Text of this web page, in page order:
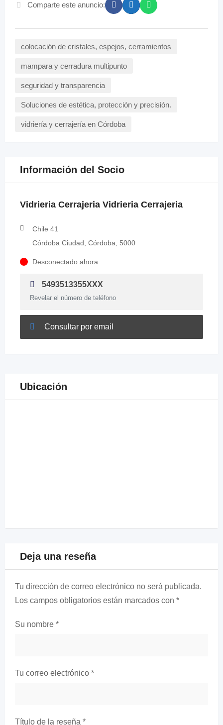
Comparte este anuncio:
colocación de cristales, espejos, cerramientos
mampara y cerradura multipunto
seguridad y transparencia
Soluciones de estética, protección y precisión.
vidriería y cerrajería en Córdoba
Información del Socio
Vidrieria Cerrajeria Vidrieria Cerrajeria
Chile 41
Córdoba Ciudad, Córdoba, 5000
Desconectado ahora
5493513355XXX
Revelar el número de teléfono
Consultar por email
Ubicación
Deja una reseña
Tu dirección de correo electrónico no será publicada.
Los campos obligatorios están marcados con *
Su nombre *
Tu correo electrónico *
Título de la reseña *